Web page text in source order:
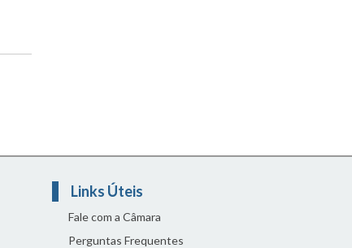
Links Úteis
Fale com a Câmara
Perguntas Frequentes